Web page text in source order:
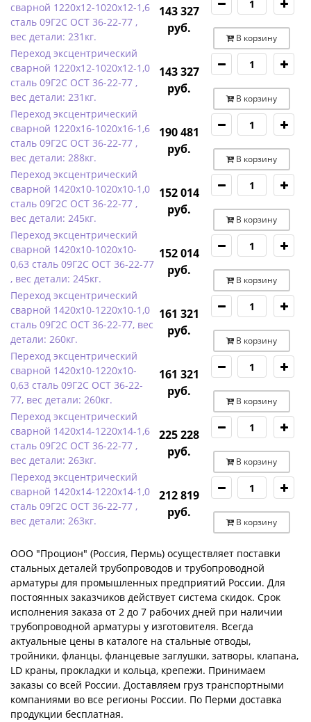
сварной 1220х12-1020х12-1,6
сталь 09Г2С ОСТ 36-22-77 ,
вес детали: 231кг.
143 327
руб.
В корзину
Переход эксцентрический
сварной 1220х12-1020х12-1,0
сталь 09Г2С ОСТ 36-22-77 ,
вес детали: 231кг.
143 327
руб.
В корзину
Переход эксцентрический
сварной 1220х16-1020х16-1,6
сталь 09Г2С ОСТ 36-22-77 ,
вес детали: 288кг.
190 481
руб.
В корзину
Переход эксцентрический
сварной 1420х10-1020х10-1,0
сталь 09Г2С ОСТ 36-22-77 ,
вес детали: 245кг.
152 014
руб.
В корзину
Переход эксцентрический
сварной 1420х10-1020х10-
0,63 сталь 09Г2С ОСТ 36-22-77
, вес детали: 245кг.
152 014
руб.
В корзину
Переход эксцентрический
сварной 1420х10-1220х10-1,0
сталь 09Г2С ОСТ 36-22-77, вес
детали: 260кг.
161 321
руб.
В корзину
Переход эксцентрический
сварной 1420х10-1220х10-
0,63 сталь 09Г2С ОСТ 36-22-
77, вес детали: 260кг.
161 321
руб.
В корзину
Переход эксцентрический
сварной 1420х14-1220х14-1,6
сталь 09Г2С ОСТ 36-22-77 ,
вес детали: 263кг.
225 228
руб.
В корзину
Переход эксцентрический
сварной 1420х14-1220х14-1,0
сталь 09Г2С ОСТ 36-22-77 ,
вес детали: 263кг.
212 819
руб.
В корзину
ООО "Процион" (Россия, Пермь) осуществляет поставки
стальных деталей трубопроводов и трубопроводной
арматуры для промышленных предприятий России. Для
постоянных заказчиков действует система скидок. Срок
исполнения заказа от 2 до 7 рабочих дней при наличии
трубопроводной арматуры у изготовителя. Всегда
актуальные цены в каталоге на стальные отводы,
тройники, фланцы, фланцевые заглушки, затворы, клапана,
LD краны, прокладки и кольца, крепежи. Принимаем
заказы со всей России. Доставляем груз транспортными
компаниями во все регионы России. По Перми доставка
продукции бесплатная.